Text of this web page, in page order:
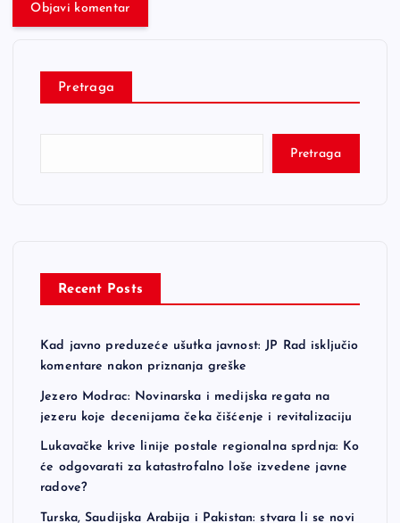
Pretraga
Pretraga
Recent Posts
Kad javno preduzeće ušutka javnost: JP Rad isključio
komentare nakon priznanja greške
Jezero Modrac: Novinarska i medijska regata na
jezeru koje decenijama čeka čišćenje i revitalizaciju
Lukavačke krive linije postale regionalna sprdnja: Ko
će odgovarati za katastrofalno loše izvedene javne
radove?
Turska, Saudijska Arabija i Pakistan: stvara li se novi